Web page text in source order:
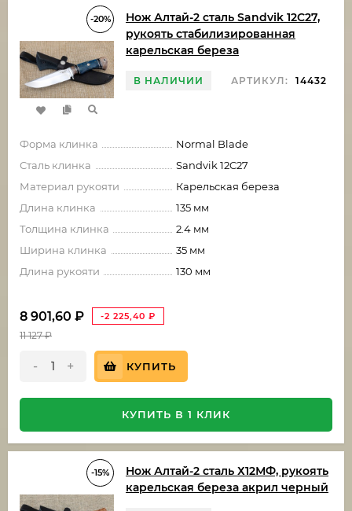
-20%
Нож Алтай-2 сталь Sandvik 12C27,
рукоять стабилизированная
карельская береза
В НАЛИЧИИ АРТИКУЛ: 14432
Форма клинка
Normal Blade
Сталь клинка
Sandvik 12C27
Материал рукояти
Карельская береза
Длина клинка
135 мм
Толщина клинка
2.4 мм
Ширина клинка
35 мм
Длина рукояти
130 мм
8 901,60 ₽ -2 225,40 ₽
11 127₽
- + КУПИТЬ
КУПИТЬ В 1 КЛИК
-15%
Нож Алтай-2 сталь Х12МФ, рукоять
карельская береза акрил черный